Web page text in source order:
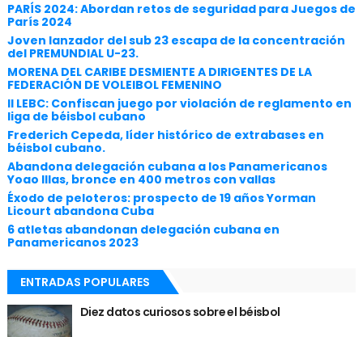
PARÍS 2024: Abordan retos de seguridad para Juegos de
París 2024
Joven lanzador del sub 23 escapa de la concentración
del PREMUNDIAL U-23.
MORENA DEL CARIBE DESMIENTE A DIRIGENTES DE LA
FEDERACIÓN DE VOLEIBOL FEMENINO
II LEBC: Confiscan juego por violación de reglamento en
liga de béisbol cubano
Frederich Cepeda, líder histórico de extrabases en
béisbol cubano.
Abandona delegación cubana a los Panamericanos
Yoao Illas, bronce en 400 metros con vallas
Éxodo de peloteros: prospecto de 19 años Yorman
Licourt abandona Cuba
6 atletas abandonan delegación cubana en
Panamericanos 2023
ENTRADAS POPULARES
Diez datos curiosos sobre el béisbol